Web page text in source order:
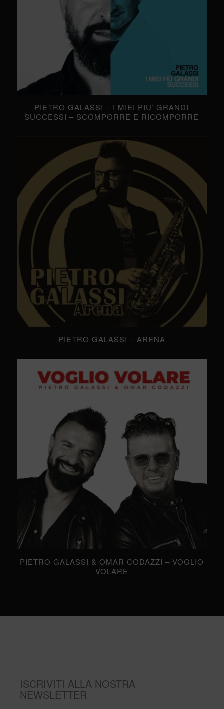
PIETRO GALASSI – I MIEI PIU’ GRANDI
SUCCESSI – SCOMPORRE E RICOMPORRE
PIETRO GALASSI – ARENA
PIETRO GALASSI & OMAR CODAZZI – VOGLIO
VOLARE
ISCRIVITI ALLA NOSTRA
NEWSLETTER